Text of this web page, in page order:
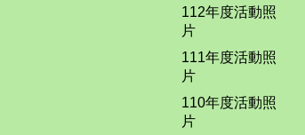
112年度活動照
片
111年度活動照
片
110年度活動照
片